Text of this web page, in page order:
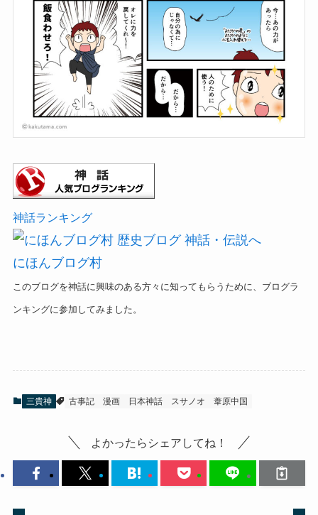
神話ランキング
にほんブログ村
このブログを神話に興味のある方々に知ってもらうために、ブログラ
ンキングに参加してみました。
三貴神 古事記 漫画 日本神話 スサノオ 葦原中国
よかったらシェアしてね！